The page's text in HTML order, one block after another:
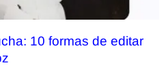
10 formas de editar